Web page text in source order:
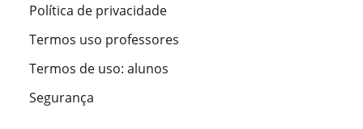
Política de privacidade
Termos uso professores
Termos de uso: alunos
Segurança